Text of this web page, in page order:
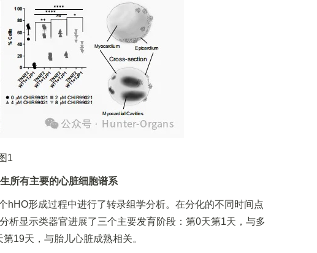
1
所有主要的心脏细胞谱系
hHO形成过程中进行了转录组学分析。在分化的不同时间点
析显示类器官进展了三个主要发育阶段：第0天第1天，与多
19天，与胎儿心脏成熟相关。